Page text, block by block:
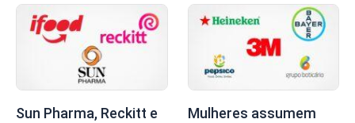
Sun Pharma, Reckitt e
Mulheres assumem